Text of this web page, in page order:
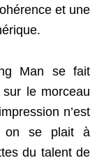
et une
Man se fait
le morceau
n’est
on se plait à
du talent de